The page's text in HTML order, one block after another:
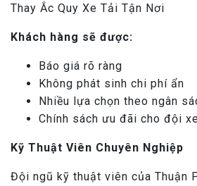
Thay Ắc Quy Xe Tải Tận Nơi
Khách hàng sẽ được:
Báo giá rõ ràng
Không phát sinh chi phí ẩn
Nhiều lựa chọn theo ngân
Chính sách ưu đãi cho đội
Kỹ Thuật Viên Chuyên Nghiệp
Đội ngũ kỹ thuật viên của Thuận